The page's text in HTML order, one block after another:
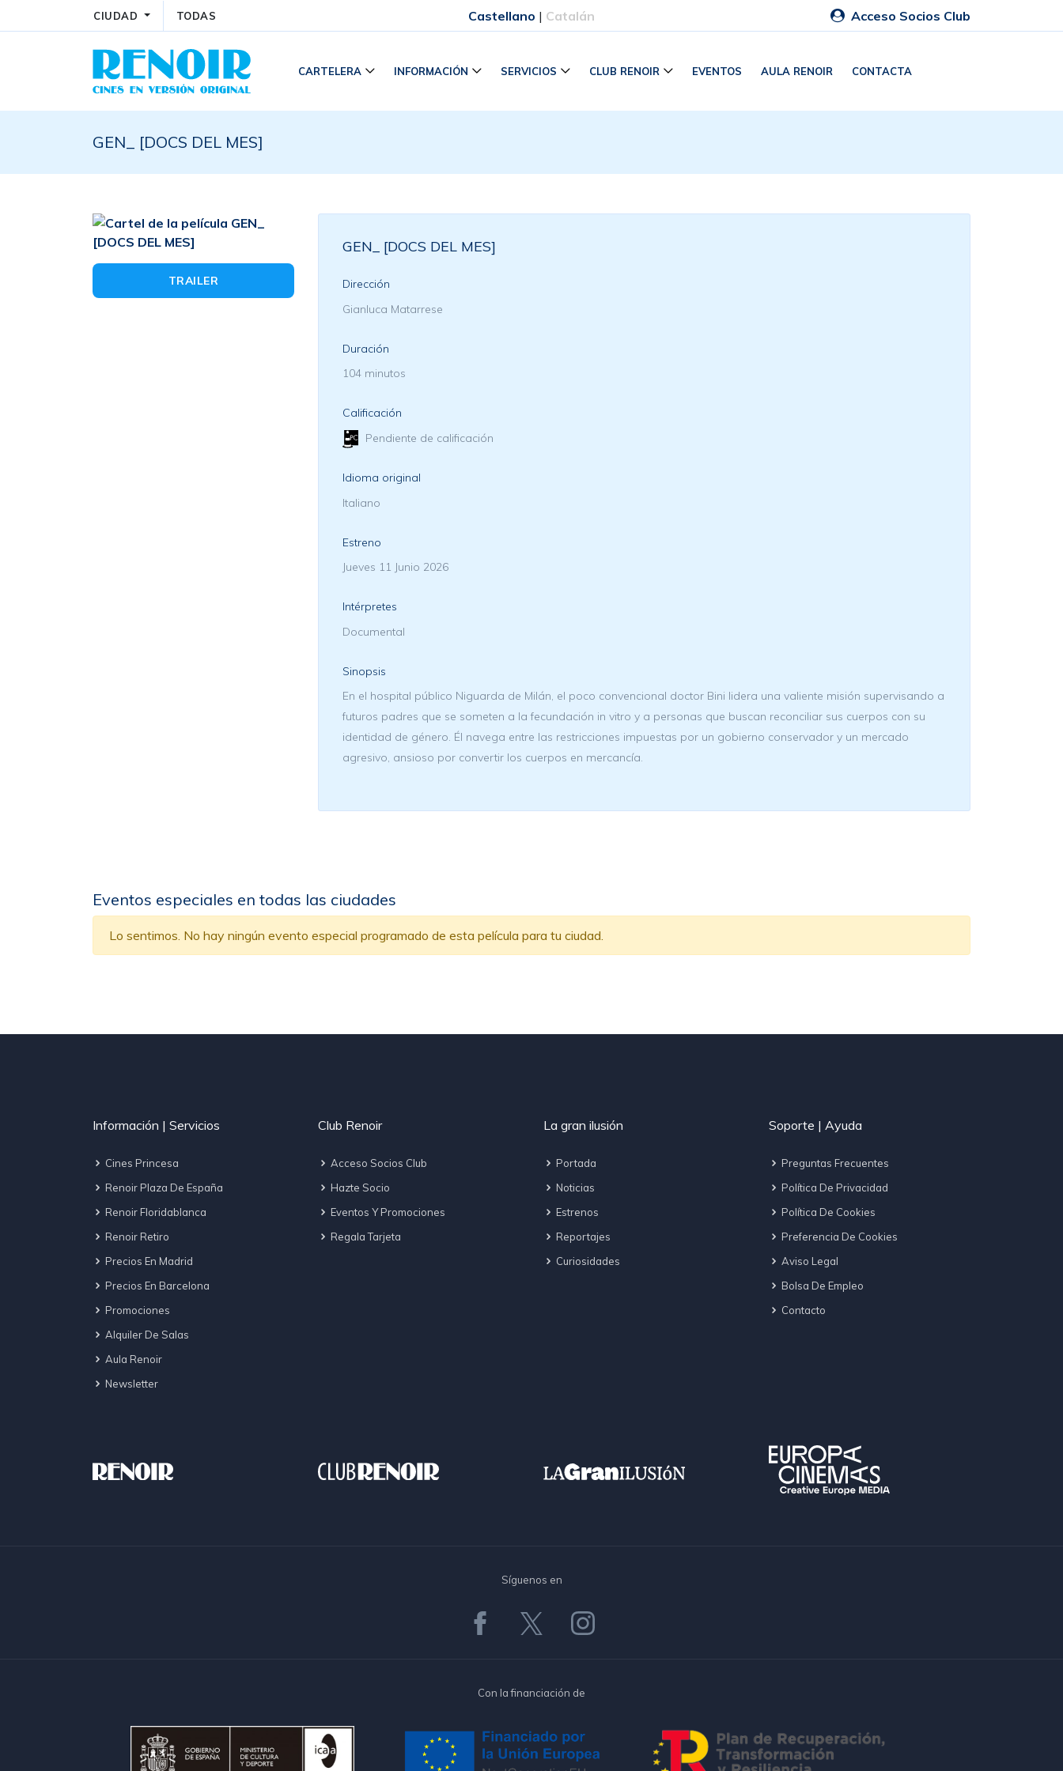
CIUDAD TODAS Castellano | Catalán Acceso Socios Club
CARTELERA INFORMACIÓN SERVICIOS CLUB RENOIR EVENTOS AULA RENOIR CONTACTA
GEN_ [DOCS DEL MES]
TRAILER
GEN_ [DOCS DEL MES]
Dirección
Gianluca Matarrese
Duración
104 minutos
Calificación
Pendiente de calificación
Idioma original
Italiano
Estreno
Jueves 11 Junio 2026
Intérpretes
Documental
Sinopsis
En el hospital público Niguarda de Milán, el poco convencional doctor Bini lidera una valiente misión supervisando a
futuros padres que se someten a la fecundación in vitro y a personas que buscan reconciliar sus cuerpos con su
identidad de género. Él navega entre las restricciones impuestas por un gobierno conservador y un mercado
agresivo, ansioso por convertir los cuerpos en mercancía.
Eventos especiales en todas las ciudades
Lo sentimos. No hay ningún evento especial programado de esta película para tu ciudad.
Información | Servicios
Cines Princesa
Renoir Plaza De España
Renoir Floridablanca
Renoir Retiro
Precios En Madrid
Precios En Barcelona
Promociones
Alquiler De Salas
Aula Renoir
Newsletter
Club Renoir
Acceso Socios Club
Hazte Socio
Eventos Y Promociones
Regala Tarjeta
La gran ilusión
Portada
Noticias
Estrenos
Reportajes
Curiosidades
Soporte | Ayuda
Preguntas Frecuentes
Política De Privacidad
Política De Cookies
Preferencia De Cookies
Aviso Legal
Bolsa De Empleo
Contacto
Síguenos en
Con la financiación de